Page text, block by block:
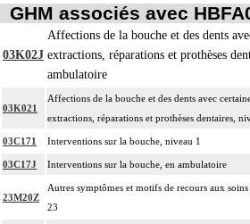
GHM associés avec
03K02J
Affections de la bouche et des dents
extractions, réparations et prothèses
ambulatoire
03K021
Affections de la bouche et des dents avec
extractions, réparations et prothèses dentaires,
03C171 Interventions sur la bouche, niveau 1
03C17J Interventions sur la bouche, en ambulatoire
23M20Z
Autres symptômes et motifs de recours aux
23